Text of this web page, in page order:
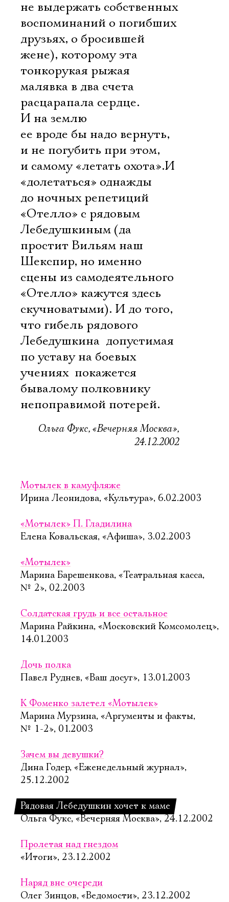
не выдержать собственных
воспоминаний о погибших
друзьях, о бросившей
жене), которому эта
тонкорукая рыжая
малявка в два счета
расцарапала сердце.
И на землю
ее вроде бы надо вернуть,
и не погубить при этом,
и самому «летать охота».И
«долетаться» однажды
до ночных репетиций
«Отелло» с рядовым
Лебедушкиным (да
простит Вильям наш
Шекспир, но именно
сцены из самодеятельного
«Отелло» кажутся здесь
скучноватыми). И до того,
что гибель рядового
Лебедушкина  допустимая
по уставу на боевых
учениях  покажется
бывалому полковнику
непоправимой потерей.
Ольга Фукс, «Вечерняя Москва»,
24.12.2002
Мотылек в камуфляже
Ирина Леонидова, «Культура», 6.02.2003
«Мотылек» П. Гладилина
Елена Ковальская, «Афиша», 3.02.2003
«Мотылек»
Марина Барешенкова, «Театральная касса,
№ 2», 02.2003
Солдатская грудь и все остальное
Марина Райкина, «Московский Комсомолец»,
14.01.2003
Дочь полка
Павел Руднев, «Ваш досуг», 13.01.2003
К Фоменко залетел «Мотылек»
Марина Мурзина, «Аргументы и факты,
№ 1-2», 01.2003
Зачем вы девушки?
Дина Годер, «Еженедельный журнал»,
25.12.2002
Рядовая Лебедушкин хочет к маме
Ольга Фукс, «Вечерняя Москва», 24.12.2002
Пролетая над гнездом
«Итоги», 23.12.2002
Наряд вне очереди
Олег Зинцов, «Ведомости», 23.12.2002